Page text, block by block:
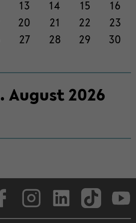
13 14 15
16
20 21 22
23
27 28 29
30
. Au­gust2026
Face­book